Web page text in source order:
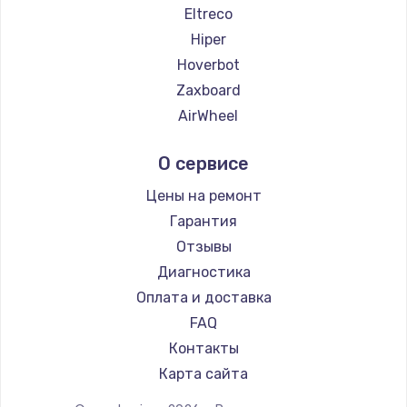
2500 руб.
Заказать
Замена электроконфорки
1300 руб.
Техобслуживание
Заказать
Установка / подключение / демонтаж
1300 руб.
Заказать
Eltreco
Hiper
Hoverbot
Zaxboard
AirWheel
Hunter
Shorner
Joyor
Minimotors
Bork
Segway
KIRIN
О сервисе
Цены на ремонт
Гарантия
Отзывы
Диагностика
Оплата и доставка
FAQ
Контакты
Карта сайта